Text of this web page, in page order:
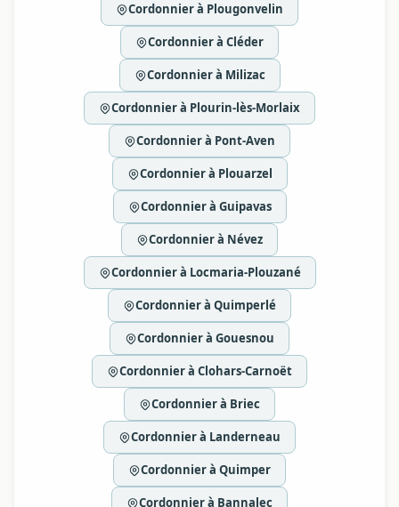
Cordonnier à Plougonvelin
Cordonnier à Cléder
Cordonnier à Milizac
Cordonnier à Plourin-lès-Morlaix
Cordonnier à Pont-Aven
Cordonnier à Plouarzel
Cordonnier à Guipavas
Cordonnier à Névez
Cordonnier à Locmaria-Plouzané
Cordonnier à Quimperlé
Cordonnier à Gouesnou
Cordonnier à Clohars-Carnoët
Cordonnier à Briec
Cordonnier à Landerneau
Cordonnier à Quimper
Cordonnier à Bannalec